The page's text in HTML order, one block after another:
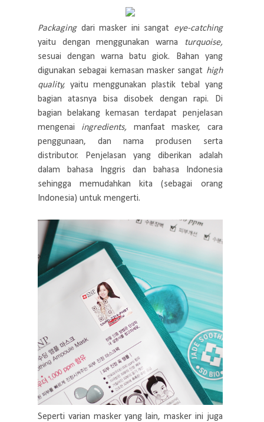
Packaging dari masker ini sangat eye-catching
yaitu dengan menggunakan warna
turquoise,
sesuai dengan warna batu giok. Bahan yang
digunakan sebagai kemasan masker sangat high
quality, yaitu menggunakan plastik tebal yang
bagian atasnya bisa disobek dengan rapi. Di
bagian belakang kemasan terdapat penjelasan
mengenai ingredients, manfaat masker, cara
penggunaan, dan nama produsen serta
distributor. Penjelasan yang diberikan adalah
dalam bahasa Inggris dan bahasa Indonesia
sehingga memudahkan kita (sebagai orang
Indonesia) untuk mengerti.
Seperti varian masker yang lain, masker ini juga